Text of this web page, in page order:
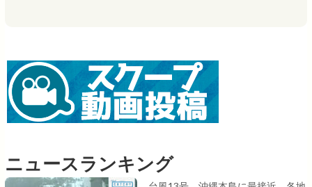
ニュースランキング